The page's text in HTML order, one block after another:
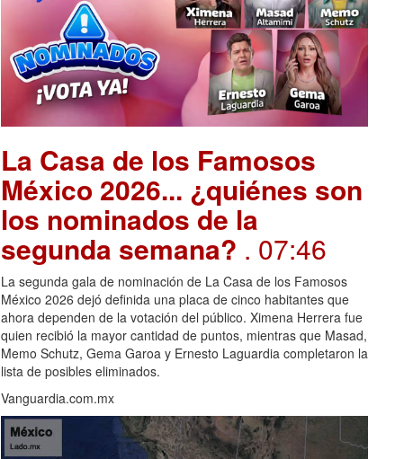
La Casa de los Famosos
México 2026... ¿quiénes son
los nominados de la
segunda semana? . 07:46
La segunda gala de nominación de La Casa de los Famosos
México 2026 dejó definida una placa de cinco habitantes que
ahora dependen de la votación del público. Ximena Herrera fue
quien recibió la mayor cantidad de puntos, mientras que Masad,
Memo Schutz, Gema Garoa y Ernesto Laguardia completaron la
lista de posibles eliminados.
Vanguardia.com.mx